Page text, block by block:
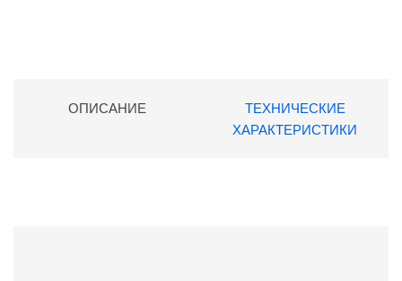
ОПИСАНИЕ
ТЕХНИЧЕСКИЕ
ХАРАКТЕРИСТИКИ